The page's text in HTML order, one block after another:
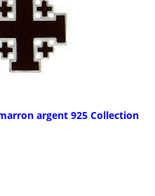
argent 925 Collection